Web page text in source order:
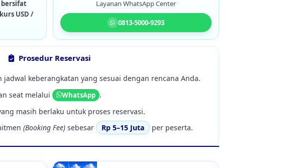
bersifat
USD /
Layanan WhatsApp Center
0813-5000-9293
Prosedur Reservasi
keberangkatan yang sesuai dengan rencana Anda.
seat melalui
WhatsApp .
masih berlaku untuk proses reservasi.
(Booking Fee)sebesar Rp 5–15 Juta per peserta.